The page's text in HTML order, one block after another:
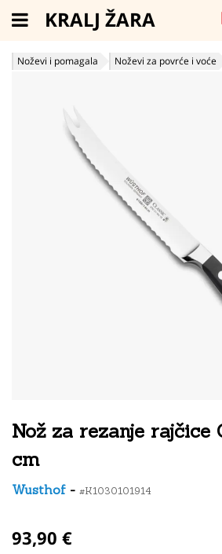
KRALJ ŽARA
Noževi i pomagala Noževi za povrće i voće
Nož za rezanje rajčice
cm
Wusthof - #K1030101914
93,90 €